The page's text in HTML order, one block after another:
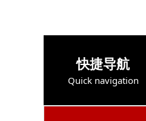
快捷导航
Quick navigation